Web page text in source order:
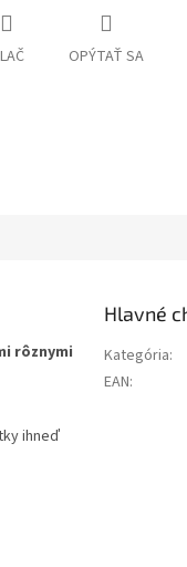
OPÝTAŤ SA
rôznymi
ihneď
Kategória:
EAN: